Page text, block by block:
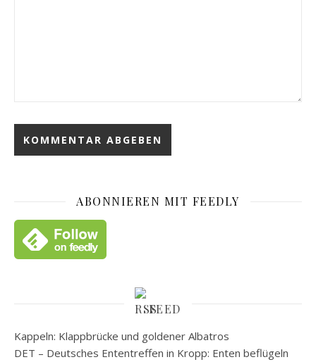
ABONNIEREN MIT FEEDLY
FEED
Kappeln: Klappbrücke und goldener Albatros
DET – Deutsches Ententreffen in Kropp: Enten beflügeln